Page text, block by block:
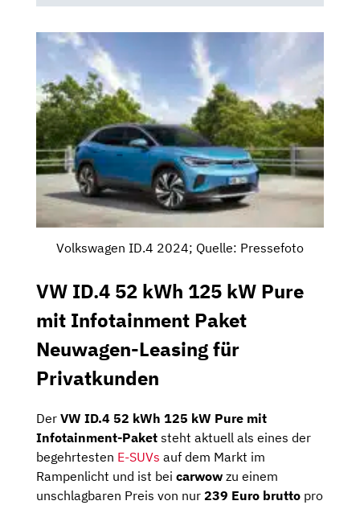
Volkswagen ID.4 2024; Quelle: Pressefoto
VW ID.4 52 kWh 125 kW Pure
mit Infotainment Paket
Neuwagen-Leasing für
Privatkunden
Der VW ID.4 52 kWh 125 kW Pure mit
Infotainment-Paket steht aktuell als eines der
begehrtesten E-SUVs auf dem Markt im
Rampenlicht und ist bei carwow zu einem
unschlagbaren Preis von nur 239 Euro brutto pro